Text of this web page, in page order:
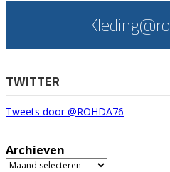
TWITTER
Tweets door @ROHDA76
Archieven
Archieven